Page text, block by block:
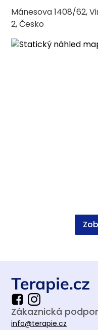
Výcvik v
FF UK Praha,
Mánesova 1408/62,
2, Česko
Zákaznická
info@terapie.cz